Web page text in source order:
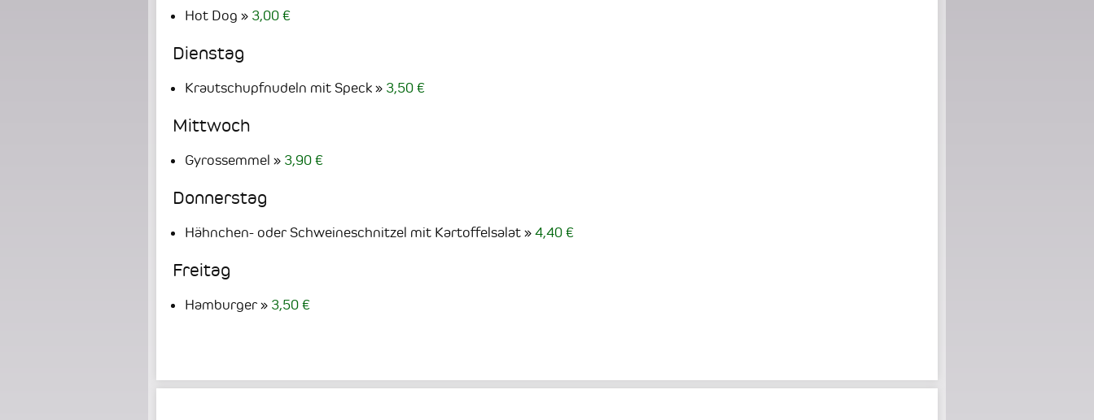
Hot Dog 3,00 €
Dienstag
Krautschupfnudeln mit Speck 3,50 €
Mittwoch
Gyrossemmel 3,90 €
Donnerstag
Hähnchen- oder Schweineschnitzel mit Kartoffelsalat 4,40 €
Freitag
Hamburger 3,50 €